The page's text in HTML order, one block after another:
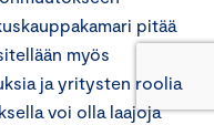
pitää
myös
ja yritysten roolia
voi olla laajoja